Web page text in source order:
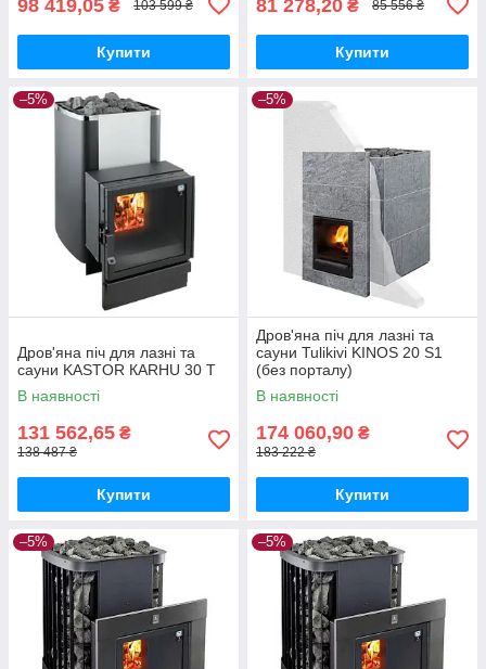
98 419,05 ₴ 103 599 ₴
Купити
81 278,20 ₴ 85 556 ₴
Купити
–5%
Дров'яна піч для лазні та
сауни KASTOR КARHU 30 T
В наявності
131 562,65 ₴
138 487 ₴
Купити
–5%
Дров'яна піч для лазні та
сауни Tulikivi KINOS 20 S1
(без порталу)
В наявності
174 060,90 ₴
183 222 ₴
Купити
–5% –5%